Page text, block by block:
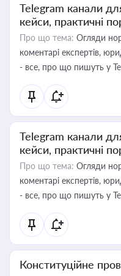
Telegram канали
кейси, практичні
Про що тема: Огляди
коментарі експертів,
- все, про що пишуть у
Telegram канали
кейси, практичні
Про що тема: Огляди
коментарі експертів,
- все, про що пишуть у
Конституційне